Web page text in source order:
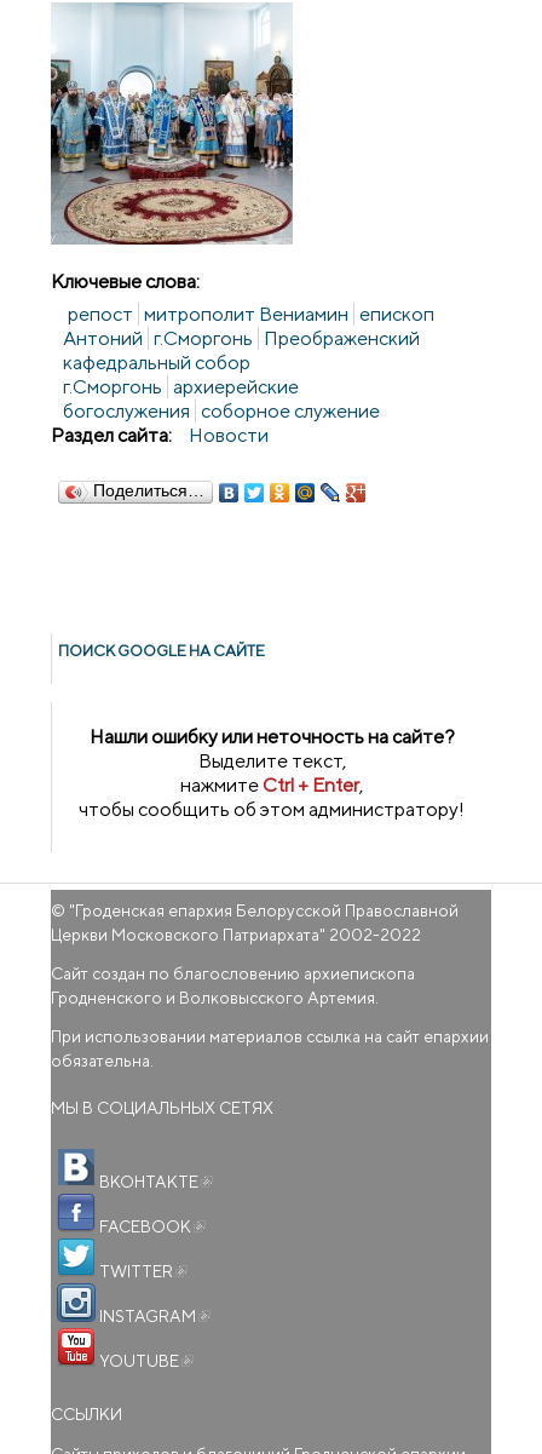
Ключевые слова:
репост митрополит Вениамин епископ
Антоний г.Сморгонь Преображенский
кафедральный собор
г.Сморгонь архиерейские
богослужения соборное служение
Раздел сайта:
Новости
Поделиться…
ПОИСК GOОGLE НА САЙТЕ
Нашли ошибку или неточность на сайте?
Выделите текст,
нажмитеCtrl + Enter,
чтобы сообщить об этом администратору!
© "Гроденская епархия Белорусской Православной
Церкви Московского Патриархата" 2002-2022
Сайт создан по благословению архиепископа
Гродненского и Волковысского Артемия.
При использовании материалов ссылка на сайт епархии
обязательна.
МЫ В СОЦИАЛЬНЫХ СЕТЯХ
ВКОНТАКТЕ
FACEBOOK
TWITTER
INSTAGRAM
YOUTUBE
ССЫЛКИ